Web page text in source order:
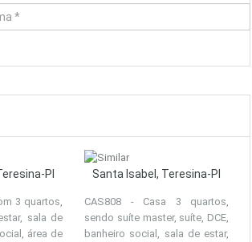
PI
3 quartos,
sala de
área de
Santa Isabel, Teresina-PI
CAS808 - Casa 3 quartos,
sendo suíte master, suíte, DCE,
banheiro social, sala de estar,